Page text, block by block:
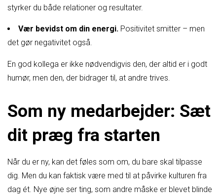
styrker du både relationer og resultater.
Vær bevidst om din energi. Positivitet smitter – men
det gør negativitet også.
En god kollega er ikke nødvendigvis den, der altid er i godt
humør, men den, der bidrager til, at andre trives.
Som ny medarbejder: Sæt
dit præg fra starten
Når du er ny, kan det føles som om, du bare skal tilpasse
dig. Men du kan faktisk være med til at påvirke kulturen fra
dag ét. Nye øjne ser ting, som andre måske er blevet blinde